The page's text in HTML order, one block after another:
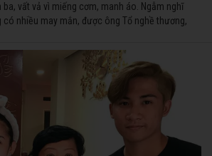
vất vả vì miếng cơm, manh áo. Ngẫm nghĩ
nhiều may mắn, được ông Tổ nghề thương,
may để từng bước thành danh với nghiệp ca